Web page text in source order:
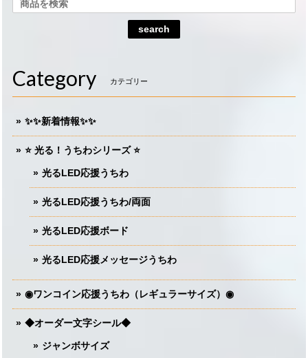
search
Category カテゴリー
✨✨新着情報✨✨
⭐️ 光る！うちわシリーズ ⭐️
光るLED応援うちわ
光るLED応援うちわ/両面
光るLED応援ボード
光るLED応援メッセージうちわ
◉ワンコイン応援うちわ（レギュラーサイズ）◉
◆オーダー文字シール◆
ジャンボサイズ